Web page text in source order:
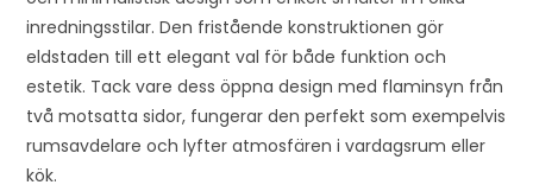
inredningsstilar. Den fristående konstruktionen gör
eldstaden till ett elegant val för både funktion och
estetik. Tack vare dess öppna design med flaminsyn från
två motsatta sidor, fungerar den perfekt som exempelvis
rumsavdelare och lyfter atmosfären i vardagsrum eller
kök.